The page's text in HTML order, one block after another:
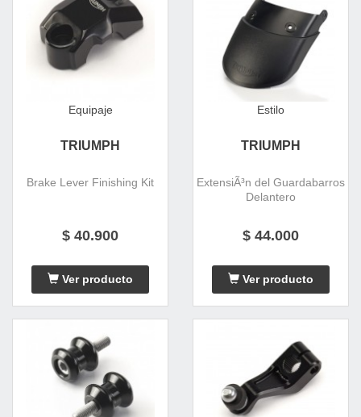
Equipaje
TRIUMPH
Brake Lever Finishing Kit
$ 40.900
Ver producto
Estilo
TRIUMPH
ExtensiÃ³n del Guardabarros
Delantero
$ 44.000
Ver producto